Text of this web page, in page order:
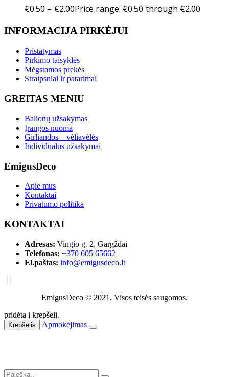
€0.50 – €2.00Price range: €0.50 through €2.00
INFORMACIJA PIRKĖJUI
Pristatymas
Pirkimo taisyklės
Mėgstamos prekės
Straipsniai ir patarimai
GREITAS MENIU
Balionų užsakymas
Įrangos nuoma
Girliandos – vėliavėlės
Individualūs užsakymai
EmigusDeco
Apie mus
Kontaktai
Privatumo politika
KONTAKTAI
Adresas: Vingio g. 2, Gargždai
Telefonas: +370 605 65662
El.paštas: info@emigusdeco.lt
EmigusDeco © 2021. Visos teisės saugomos.
pridėta į krepšelį.
Krepšelis Apmokėjimas